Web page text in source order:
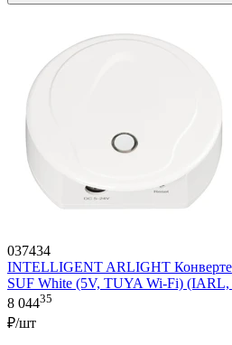
037434
INTELLIGENT ARLIGHT
SUF White (5V, TUYA Wi-Fi) (IARL,
8 04435
₽/шт